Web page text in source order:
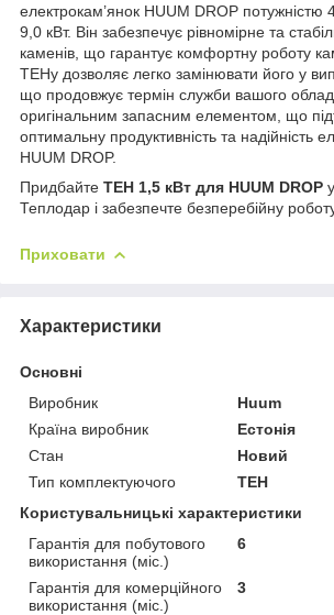
електрокам’янок HUUM DROP потужністю
9,0 кВт. Він забезпечує рівномірне та
каменів, що гарантує комфортну роботу
ТЕНу дозволяє легко замінювати його у
що продовжує термін служби вашого
оригінальним запасним елементом, що
оптимальну продуктивність та надійність
HUUM DROP.
Придбайте ТЕН 1,5 кВт для HUUM DROP
Теплодар і забезпечте безперебійну
Приховати
Характеристики
Основні
Виробник
Huum
Країна виробник
Естонія
Стан
Новий
Тип комплектуючого
ТЕН
Користувальницькі характеристики
Гарантія для побутового
використання (міс.)
6
Гарантія для комерційного
використання (міс.)
3